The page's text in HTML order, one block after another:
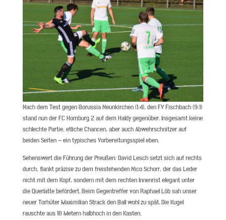
Nach dem Test gegen Borussia Neunkirchen (1:4), den FV Fischbach (9:1)
stand nun der FC Homburg 2 auf dem Haldy gegenüber. Insgesamt keine
schlechte Partie, etliche Chancen, aber auch Abwehrschnitzer auf
beiden Seiten – ein typisches Vorbereitungsspiel eben.
Sehenswert die Führung der Preußen: David Lesch setzt sich auf rechts
durch, flankt präzise zu dem freistehenden Nico Schorr, der das Leder
nicht mit dem Kopf, sondern mit dem rechten Innenrist elegant unter
die Querlatte befördert. Beim Gegentreffer von Raphael Löb sah unser
neuer Torhüter Maximilian Strack den Ball wohl zu spät. Die Kugel
rauschte aus 18 Metern halbhoch in den Kasten.